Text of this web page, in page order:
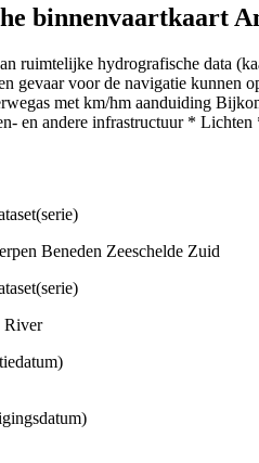
binnenvaartkaart
ruimtelijke hydrografische data
gevaar voor de navigatie kunnen
met km/hm aanduiding
en andere infrastructuur *
Beneden Zeeschelde Zuid
River